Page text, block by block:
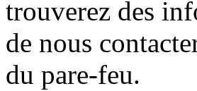
trouverez des
de nous
du pare-feu.